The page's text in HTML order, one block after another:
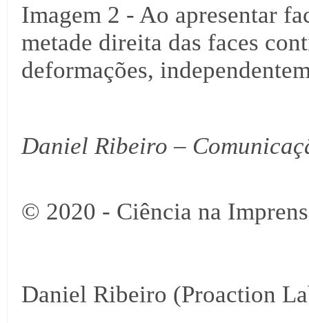
Imagem 2 - Ao apresentar
metade direita das faces
deformações,
Daniel Ribeiro –
© 2020 - Ciência na
Daniel Ribeiro (Proaction